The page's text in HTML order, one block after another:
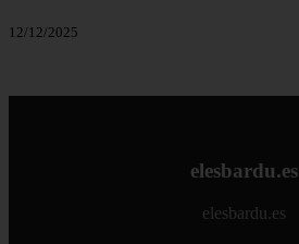
12/12/2025
elesbardu.es
elesbardu.es